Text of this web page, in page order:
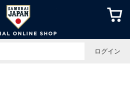
侍ジャパ
ログイン